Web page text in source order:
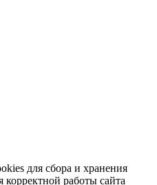
для сбора и хранения
работы сайта